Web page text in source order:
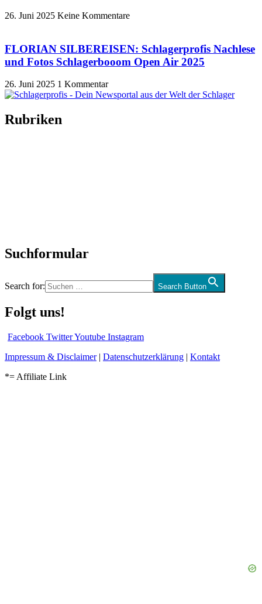
26. Juni 2025 Keine Kommentare
FLORIAN SILBEREISEN: Schlagerprofis Nachlese
und Fotos Schlagerbooom Open Air 2025
26. Juni 2025 1 Kommentar
Rubriken
Suchformular
Search for: Search Button
Folgt uns!
Facebook TwitterYoutube Instagram
Impressum & Disclaimer| Datenschutzerklärung | Kontakt
*= Affiliate Link